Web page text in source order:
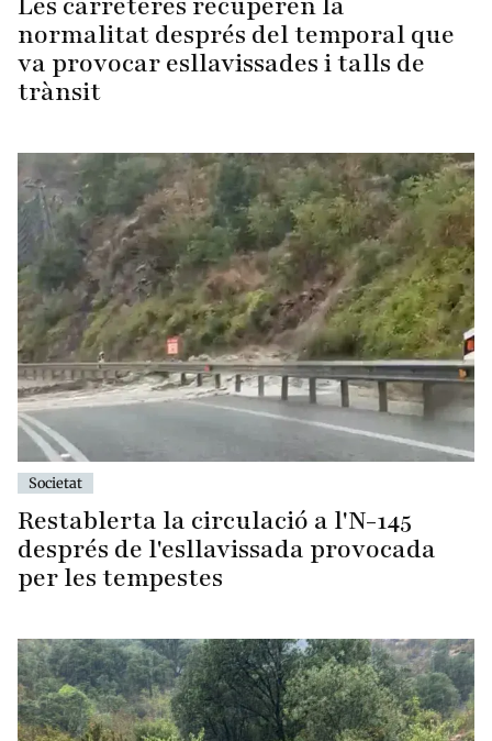
normalitat després del temporal que
va provocar esllavissades i talls de
trànsit
Societat
Restablerta la circulació a l'N-145
després de l'esllavissada provocada
per les tempestes